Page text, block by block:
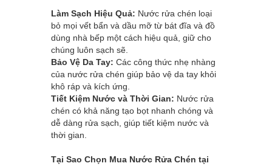
Làm Sạch Hiệu Quả: Nước rửa chén loại
bỏ mọi vết bẩn và dầu mỡ từ bát đĩa và đồ
dùng nhà bếp một cách hiệu quả, giữ cho
chúng luôn sạch sẽ.
Bảo Vệ Da Tay: Các công thức nhẹ nhàng
của nước rửa chén giúp bảo vệ da tay khỏi
khô ráp và kích ứng.
Tiết Kiệm Nước và Thời Gian: Nước rửa
chén có khả năng tạo bọt nhanh chóng và
dễ dàng rửa sạch, giúp tiết kiệm nước và
thời gian.
Tại Sao Chọn Mua Nước Rửa Chén tại